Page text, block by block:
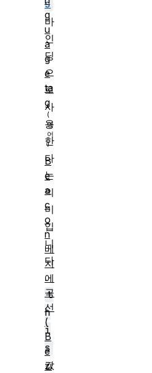
s
바
인
딩
으
로
사
용
한
다
는
의
미
입
니
다
.
t
h
i
s
값
g
u
a
g
e
ta
g
B
e
a
c
o
n
베
지
에
곡
선
(
B
é
zi